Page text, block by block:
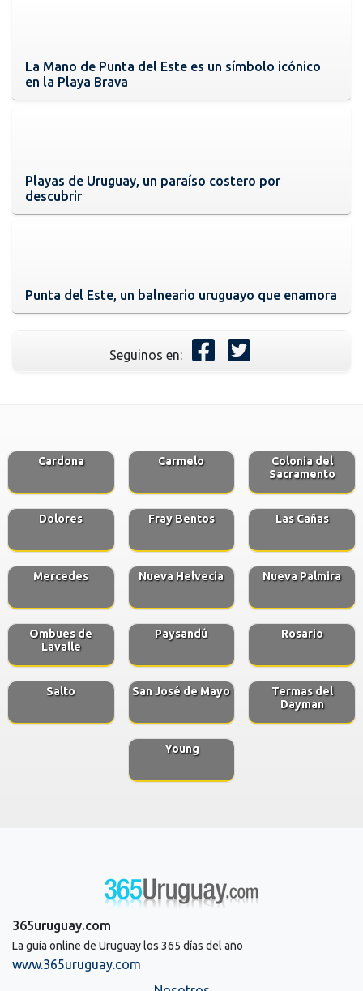
La Mano de Punta del Este es un símbolo icónico
en la Playa Brava
Playas de Uruguay, un paraíso costero por
descubrir
Punta del Este, un balneario uruguayo que enamora
Seguinos en:
Cardona Carmelo
Colonia del
Sacramento
Dolores Fray Bentos Las Cañas
Mercedes Nueva Helvecia Nueva Palmira
Ombues de
Lavalle
Paysandú Rosario
Salto San José de Mayo
Termas del
Dayman
Young
365uruguay.com
La guía online de Uruguay los 365 días del año
www.365uruguay.com